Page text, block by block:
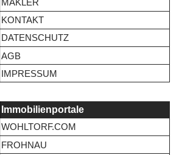
KONTAKT
DATENSCHUTZ
AGB
IMPRESSUM
Immobilienportale
WOHLTORF.COM
FROHNAU